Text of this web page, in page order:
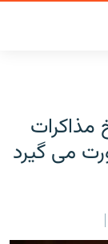
می گیرد